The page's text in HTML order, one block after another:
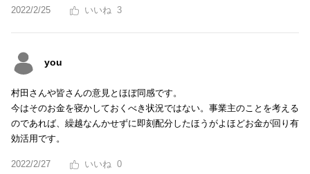
2022/2/25 3
you
村田さんや皆さんの意見とほぼ同感です。
今はそのお金を寝かしておくべき状況ではない。事業主のことを考える
のであれば、繰越なんかせずに即刻配分したほうがよほどお金が回り有
効活用です。
2022/2/27 0